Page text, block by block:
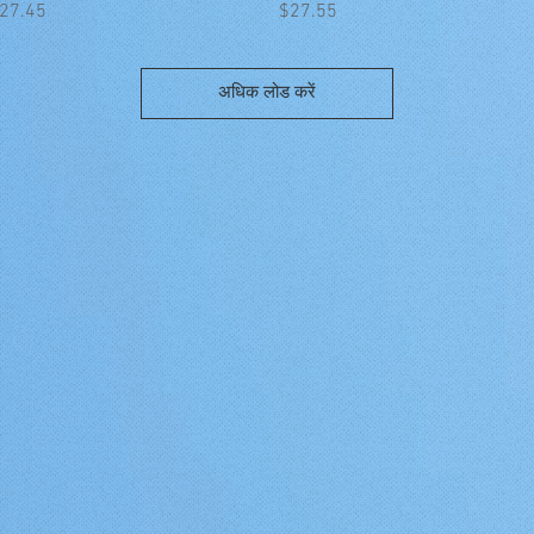
मूल्य
$27.55
अधिक लोड करें